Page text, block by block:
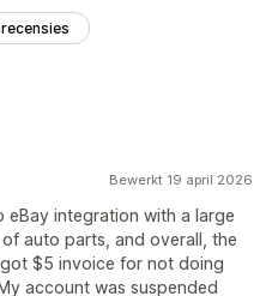
Bewerkt 19 april 2026
eBay integration with a large
auto parts, and overall, the
$5 invoice for not doing
account was suspended